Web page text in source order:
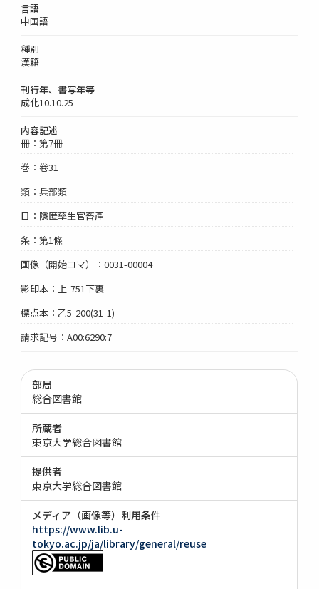
言語
中国語
種別
漢籍
刊行年、書写年等
成化10.10.25
内容記述
冊：第7冊
巻：卷31
類：兵部類
目：隱匿孳生官畜產
条：第1條
画像（開始コマ）：0031-00004
影印本：上-751下裏
標点本：乙5-200(31-1)
請求記号：A00:6290:7
部局
総合図書館
所蔵者
東京大学総合図書館
提供者
東京大学総合図書館
メディア（画像等）利用条件
https://www.lib.u-
tokyo.ac.jp/ja/library/general/reuse